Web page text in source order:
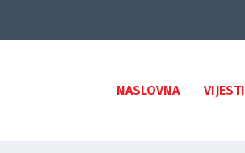
NASLOVNA VIJESTI